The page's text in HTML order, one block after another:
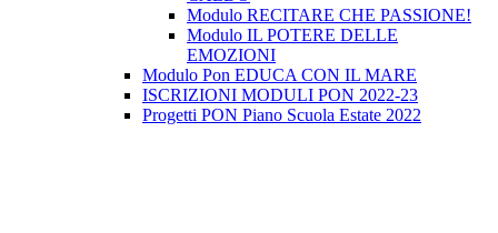
Modulo RECITARE CHE PASSIONE!
Modulo IL POTERE DELLE
EMOZIONI
Modulo Pon EDUCA CON IL MARE
ISCRIZIONI MODULI PON 2022-23
Progetti PON Piano Scuola Estate 2022